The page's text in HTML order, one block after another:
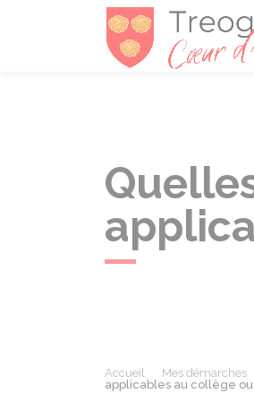
Accueil Mes démarches
applicables au collège